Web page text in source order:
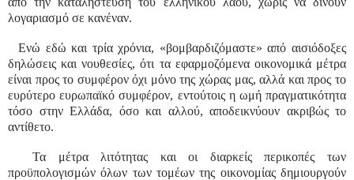
λογαριασμό σε κανέναν.
Ενώ εδώ και τρία χρόνια, «βομβαρδιζόμαστε» από αισιόδοξες
δηλώσεις και νουθεσίες, ότι τα εφαρμοζόμενα οικονομικά μέτρα
είναι προς το συμφέρον όχι μόνο της χώρας μας, αλλά και προς το
ευρύτερο ευρωπαϊκό συμφέρον, εντούτοις η ωμή πραγματικότητα
τόσο στην Ελλάδα, όσο και αλλού, αποδεικνύουν ακριβώς το
αντίθετο.
Τα μέτρα λιτότητας και οι διαρκείς περικοπές των
προϋπολογισμών όλων των τομέων της οικονομίας δημιουργούν